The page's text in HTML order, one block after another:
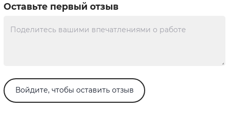
Оставьте первый отзыв
Войдите, чтобы оставить отзыв